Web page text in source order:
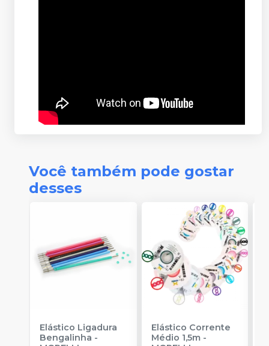
Você também pode gostar
desses
Elástico Ligadura
Bengalinha -
Elástico Corrente
Médio 1,5m-